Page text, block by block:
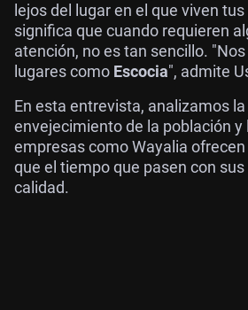
lejos del lugar en el que viven
significa que cuando requieren
atención, no es tan sencillo.
lugares como Escocia", admite
En esta entrevista, analizamos
envejecimiento de la población y
empresas como Wayalia
que el tiempo que pasen con
calidad.